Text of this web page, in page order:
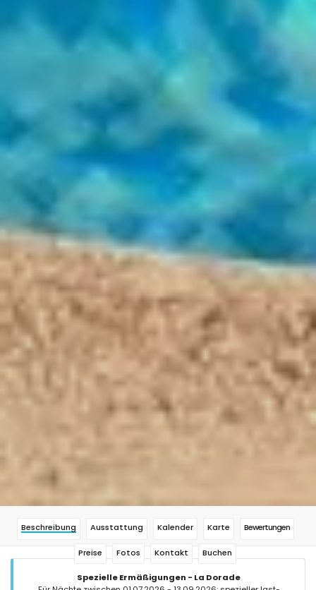
Beschreibung Ausstattung Kalender Karte Bewertungen
Preise Fotos Kontakt Buchen
Spezielle Ermäßigungen - La Dorade